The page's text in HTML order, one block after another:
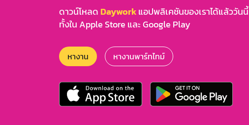
ดาวน์โหลด Dayworkแอปพลิเคชันของเราได้แล้ววันนี้
ทั้งใน Apple Store และ Google Play
หางาน หางานพาร์ทไทม์